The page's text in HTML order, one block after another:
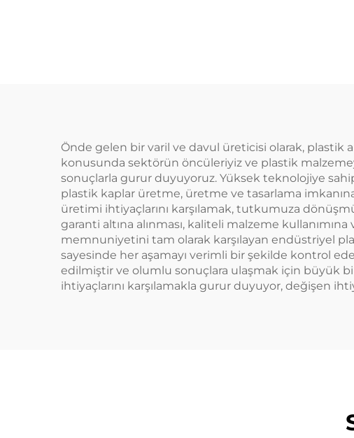
Önde gelen bir varil ve davul üreticisi olarak, plastik
konusunda sektörün öncüleriyiz ve plastik
sonuçlarla gurur duyuyoruz. Yüksek teknolojiye
plastik kaplar üretme, üretme ve tasarlama
üretimi ihtiyaçlarını karşılamak, tutkumuza
garanti altına alınması, kaliteli malzeme
memnuniyetini tam olarak karşılayan endüstriyel
sayesinde her aşamayı verimli bir şekilde kontrol
edilmiştir ve olumlu sonuçlara ulaşmak için büyük
ihtiyaçlarını karşılamakla gurur duyuyor, değişen